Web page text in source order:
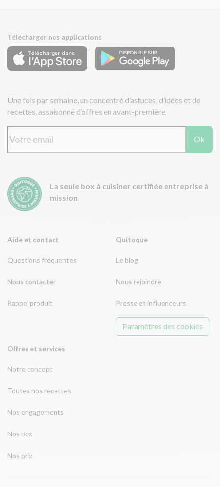
Aide et contact
Questions fréquentes
Nous contacter
Rappel produit
Offres et services
Notre concept
Toutes nos recettes
Nos engagements
Nos box
Nos prix
Quitoque
Le blog
Nous rejoindre
Presse et influenceurs
Paramètres des cookies
Télécharger nos applications
Une fois par semaine, un concentré d’astuces, d’idées et de
recettes, assaisonné d’offres en avant-première.
Ok
La seule box à cuisiner certifiée entreprise à
mission